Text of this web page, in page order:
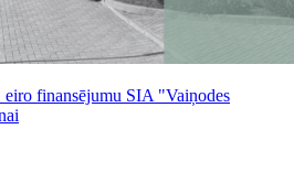
finansējumu SIA "Vaiņodes